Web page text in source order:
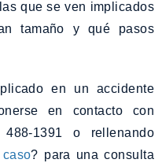
que se ven implicados
tamaño y qué pasos
en un accidente
en contacto con
1391 o rellenando
? para una consulta